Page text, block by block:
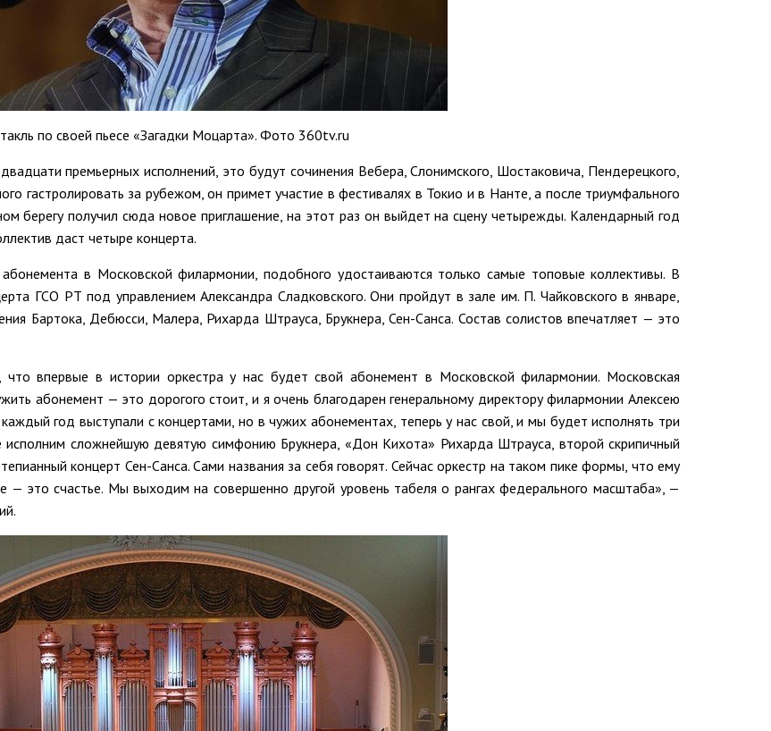
по своей пьесе «Загадки Моцарта». Фото 360tv.ru
премьерных исполнений, это будут сочинения Вебера, Слонимского, Шостаковича, Пендерецкого,
гастролировать за рубежом, он примет участие в фестивалях в Токио и в Нанте, а после триумфального
берегу получил сюда новое приглашение, на этот раз он выйдет на сцену четырежды. Календарный год
даст четыре концерта.
в Московской филармонии, подобного удостаиваются только самые топовые коллективы. В
ГСО РТ под управлением Александра Сладковского. Они пройдут в зале им. П. Чайковского в январе,
Бартока, Дебюсси, Малера, Рихарда Штрауса, Брукнера, Сен-Санса. Состав солистов впечатляет — это
впервые в истории оркестра у нас будет свой абонемент в Московской филармонии. Московская
абонемент — это дорогого стоит, и я очень благодарен генеральному директору филармонии Алексею
год выступали с концертами, но в чужих абонементах, теперь у нас свой, и мы будет исполнять три
сложнейшую девятую симфонию Брукнера, «Дон Кихота» Рихарда Штрауса, второй скрипичный
концерт Сен-Санса. Сами названия за себя говорят. Сейчас оркестр на таком пике формы, что ему
— это счастье. Мы выходим на совершенно другой уровень табеля о рангах федерального масштаба», —